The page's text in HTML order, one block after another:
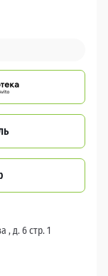
, д. 6 стр. 1